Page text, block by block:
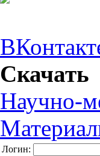
Скачать
Научно-
Логин: